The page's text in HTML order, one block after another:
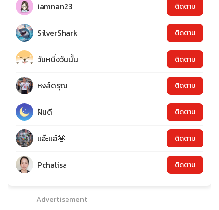
iamnan23 ติดตาม
SilverShark ติดตาม
วันหนึ่งวันนั้น ติดตาม
หงส์ดรุณ ติดตาม
ฝันดี ติดตาม
แอ๊ะแอ๋🤪 ติดตาม
Pchalisa ติดตาม
Advertisement